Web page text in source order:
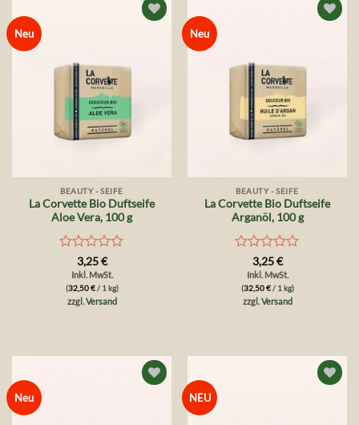
Neu
BEAUTY - SEIFE
La Corvette Bio Duftseife
Aloe Vera, 100 g
Bewertet
mit
0
von
3,25€
Inkl. MwSt.
(32,50€/ 1 kg)
zzgl.Versand
Neu
BEAUTY - SEIFE
La Corvette Bio Duftseife
Arganöl, 100 g
Bewertet
mit
0
von
3,25€
Inkl. MwSt.
(32,50€/ 1 kg)
zzgl.Versand
Neu NEU